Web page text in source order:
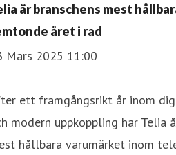
är branschens mest
året i rad
Mars 2025 11:00
ett framgångsrikt år inom
modern uppkoppling har
hållbara varumärket inom